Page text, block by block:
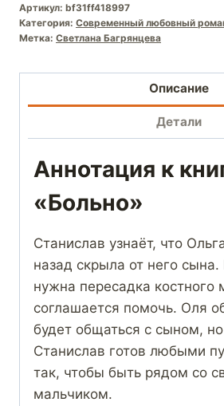
Артикул: bf31ff418997
Категория: Современный любовный
Метка: Светлана Багрянцева
Описание
Детали
Аннотация к
«Больно»
Станислав узнаёт, что
назад скрыла от него
нужна пересадка костного
соглашается помочь. Оля
будет общаться с сыном,
Станислав готов любыми
так, чтобы быть рядом со
мальчиком.